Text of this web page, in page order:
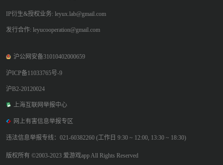
IP衍生&授权业务: leyux.lab@gmail.com
发行合作: leyucooperation@gmail.com
沪公网安备31010402000659
沪ICP备11033765号-9
沪B2-20120024
上海互联网举报中心
网上有害信息举报专区
违法信息举报专线：021-60382260 (工作日 9:30 ~ 12:00, 13:30 ~ 18:30)
版权所有 ©2003-2023 爱游戏app All Rights Reserved